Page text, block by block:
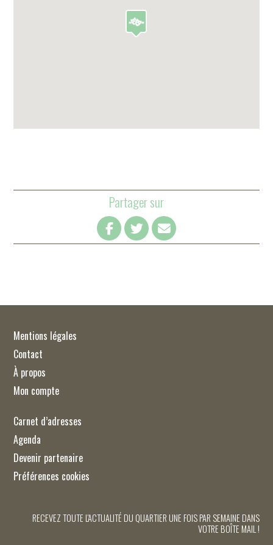
Partager sur
Mentions légales
Contact
À propos
Mon compte
Carnet d’adresses
Agenda
Devenir partenaire
Préférences cookies
RECEVEZ TOUTE L'ACTUALITÉ DU QUARTIER UNE FOIS PAR SEMAINE DANS
VOTRE BOÎTE MAIL !